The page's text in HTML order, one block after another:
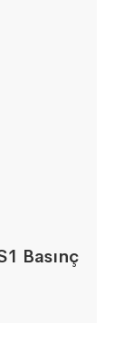
Basınç